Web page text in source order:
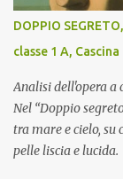
DOPPIO
classe 1 A,
Analisi dell'opera a
Nel “Doppio
tra mare e cielo, su
pelle liscia e